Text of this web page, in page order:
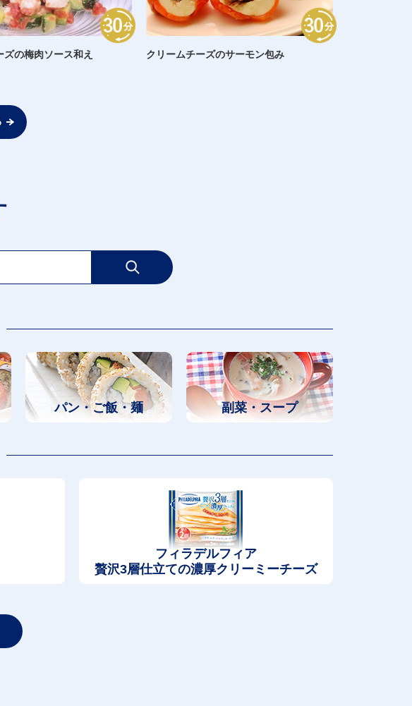
ズの梅肉ソース和え クリームチーズのサーモン包み
パン・ご飯・麺 副菜・スープ
フィラデルフィア
贅沢3層仕立ての濃厚クリーミーチーズ